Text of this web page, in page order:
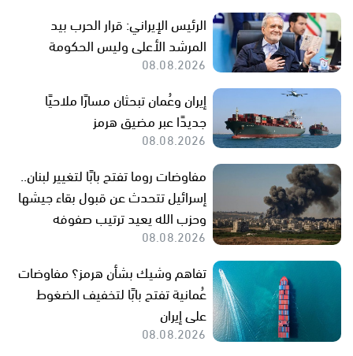
الرئيس الإيراني: قرار الحرب بيد
المرشد الأعلى وليس الحكومة
08.08.2026
إيران وعُمان تبحثان مسارًا ملاحيًا
جديدًا عبر مضيق هرمز
08.08.2026
مفاوضات روما تفتح بابًا لتغيير لبنان..
إسرائيل تتحدث عن قبول بقاء جيشها
وحزب الله يعيد ترتيب صفوفه
08.08.2026
تفاهم وشيك بشأن هرمز؟ مفاوضات
عُمانية تفتح بابًا لتخفيف الضغوط
على إيران
08.08.2026